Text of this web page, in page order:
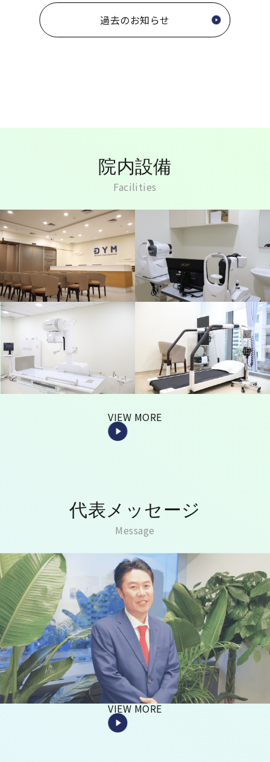
過去のお知らせ
院内設備
Facilities
VIEW MORE
VIEW MORE
代表メッセージ
Message